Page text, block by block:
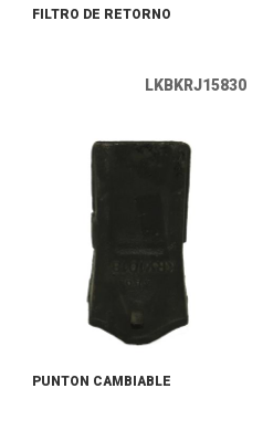
FILTRO DE RETORNO
LKBKRJ15830
PUNTON CAMBIABLE